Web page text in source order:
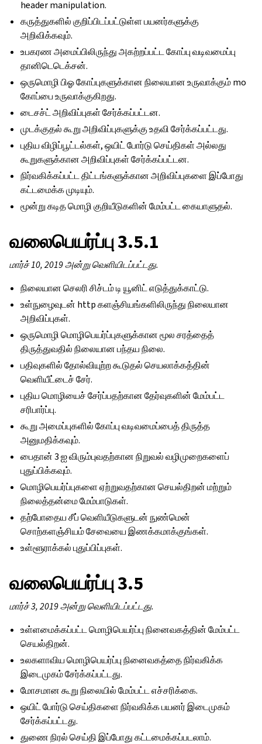
header manipulation.
கருத்துகளில் குறிப்பிடப்பட்டுள்ள பயனர்களுக்கு
அறிவிக்கவும்.
உபகரண அமைப்பிலிருந்து அகற்றப்பட்ட கோப்பு வடிவமைப்பு
தானிடெடெக்சன்.
ஒருமொழி பிஓ கோப்புகளுக்கான நிலையான உருவாக்கும் mo
கோப்பை உருவாக்குகிறது.
டைசச்ட் அறிவிப்புகள் சேர்க்கப்பட்டன.
முடக்குதல் கூறு அறிவிப்புகளுக்கு உதவி சேர்க்கப்பட்டது.
புதிய விழிப்பூட்டல்கள், ஒயிட் போர்டு செய்திகள் அல்லது
கூறுகளுக்கான அறிவிப்புகள் சேர்க்கப்பட்டன.
நிர்வகிக்கப்பட்ட திட்டங்களுக்கான அறிவிப்புகளை இப்போது
கட்டமைக்க முடியும்.
மூன்று கடித மொழி குறியீடுகளின் மேம்பட்ட கையாளுதல்.
வலைபெயர்ப்பு 3.5.1
மார்ச் 10, 2019 அன்று வெளியிடப்பட்டது.
நிலையான செலரி சிச்டம் டி யூனிட் எடுத்துக்காட்டு.
உள்நுழைவுடன் http களஞ்சியங்களிலிருந்து நிலையான
அறிவிப்புகள்.
ஒருமொழி மொழிபெயர்ப்புகளுக்கான மூல சரத்தைத்
திருத்துவதில் நிலையான பந்தய நிலை.
பதிவுகளில் தோல்வியுற்ற கூடுதல் செயலாக்கத்தின்
வெளியீட்டைச் சேர்.
புதிய மொழியைச் சேர்ப்பதற்கான தேர்வுகளின் மேம்பட்ட
சரிபார்ப்பு.
கூறு அமைப்புகளில் கோப்பு வடிவமைப்பைத் திருத்த
அனுமதிக்கவும்.
பைதான் 3 ஐ விரும்புவதற்கான நிறுவல் வழிமுறைகளைப்
புதுப்பிக்கவும்.
மொழிபெயர்ப்புகளை ஏற்றுவதற்கான செயல்திறன் மற்றும்
நிலைத்தன்மை மேம்பாடுகள்.
தற்போதைய சீப் வெளியீடுகளுடன் நுண்மென்
சொற்களஞ்சியம் சேவையை இணக்கமாக்குங்கள்.
உள்ளூராக்கல் புதுப்பிப்புகள்.
வலைபெயர்ப்பு 3.5
மார்ச் 3, 2019 அன்று வெளியிடப்பட்டது.
உள்ளமைக்கப்பட்ட மொழிபெயர்ப்பு நினைவகத்தின் மேம்பட்ட
செயல்திறன்.
உலகளாவிய மொழிபெயர்ப்பு நினைவகத்தை நிர்வகிக்க
இடைமுகம் சேர்க்கப்பட்டது.
மோசமான கூறு நிலையில் மேம்பட்ட எச்சரிக்கை.
ஒயிட் போர்டு செய்திகளை நிர்வகிக்க பயனர் இடைமுகம்
சேர்க்கப்பட்டது.
துணை நிரல் செய்தி இப்போது கட்டமைக்கப்படலாம்.